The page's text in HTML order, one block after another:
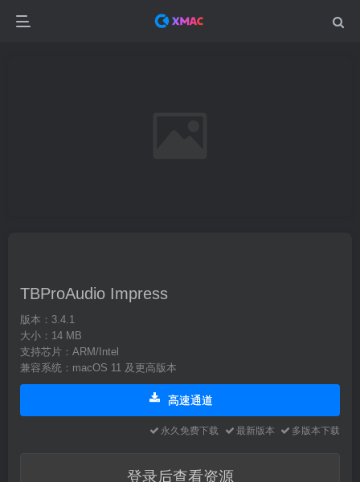
TBProAudio Impress
版本：3.4.1
大小：14 MB
支持芯片：ARM/Intel
兼容系统：macOS 11 及更高版本
高速通道
永久免费下载 最新版本 多版本下载
登录后查看资源